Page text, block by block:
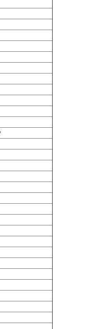
VNs for which walkthrough
・エディション）)